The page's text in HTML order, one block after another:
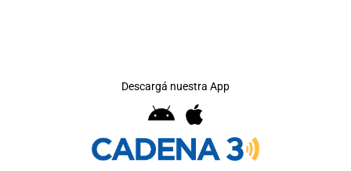
Descargá nuestra App